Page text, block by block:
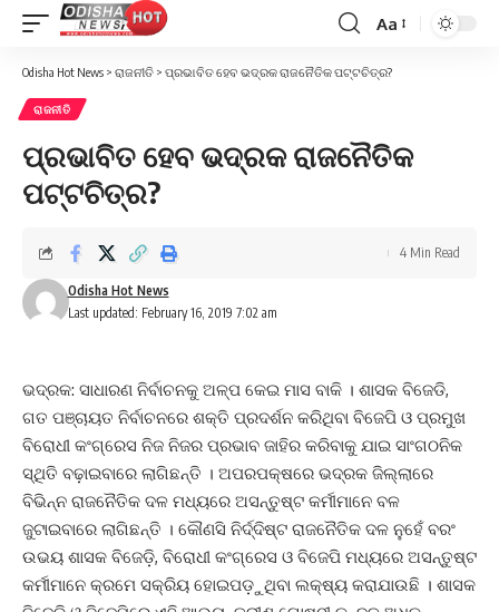
Font
Resizer
Aa
Odisha Hot News > ରାଜନୀତି > ପ୍ରଭାବିତ ହେବ ଭଦ୍ରକ ରାଜନୈତିକ ପଟ୍ଟଚିତ୍ର?
ରାଜନୀତି
ପ୍ରଭାବିତ ହେବ ଭଦ୍ରକ ରାଜନୈତିକ
ପଟ୍ଟଚିତ୍ର?
Last updated: February 16, 2019 7:02 am
Odisha Hot News
4 Min Read
ଭଦ୍ରକ: ସାଧାରଣ ନିର୍ବାଚନକୁ ଅଳ୍ପ କେଇ ମାସ ବାକି । ଶାସକ ବିଜେଡି,
ଗତ ପଞ୍ଚାୟତ ନିର୍ବାଚନରେ ଶକ୍ତି ପ୍ରଦର୍ଶନ କରିଥିବା ବିଜେପି ଓ ପ୍ରମୁଖ
ବିରୋଧୀ କଂଗ୍ରେସ ନିଜ ନିଜର ପ୍ରଭାବ ଜାହିର କରିବାକୁ ଯାଇ ସାଂଗଠନିକ
ସ୍ଥିତି ବଢ଼ାଇବାରେ ଲାଗିଛନ୍ତି । ଅପରପକ୍ଷରେ ଭଦ୍ରକ ଜିଲ୍ଲାରେ
ବିଭିନ୍ନ ରାଜନୈତିକ ଦଳ ମଧ୍ୟରେ ଅସନ୍ତୁଷ୍ଟ କର୍ମୀମାନେ ବଳ
ଜୁଟାଇବାରେ ଲାଗିଛନ୍ତି । କୌଣସି ନିର୍ଦ୍ଦିଷ୍ଟ ରାଜନୈତିକ ଦଳ ନୁହେଁ ବରଂ
ଉଭୟ ଶାସକ ବିଜେଡ଼ି, ବିରୋଧୀ କଂଗ୍ରେସ ଓ ବିଜେପି ମଧ୍ୟରେ ଅସନ୍ତୁଷ୍ଟ
କର୍ମୀମାନେ କ୍ରମେ ସକ୍ରିୟ ହୋଇପଡ଼ୁଥିବା ଲକ୍ଷ୍ୟ କରାଯାଉଛି । ଶାସକ